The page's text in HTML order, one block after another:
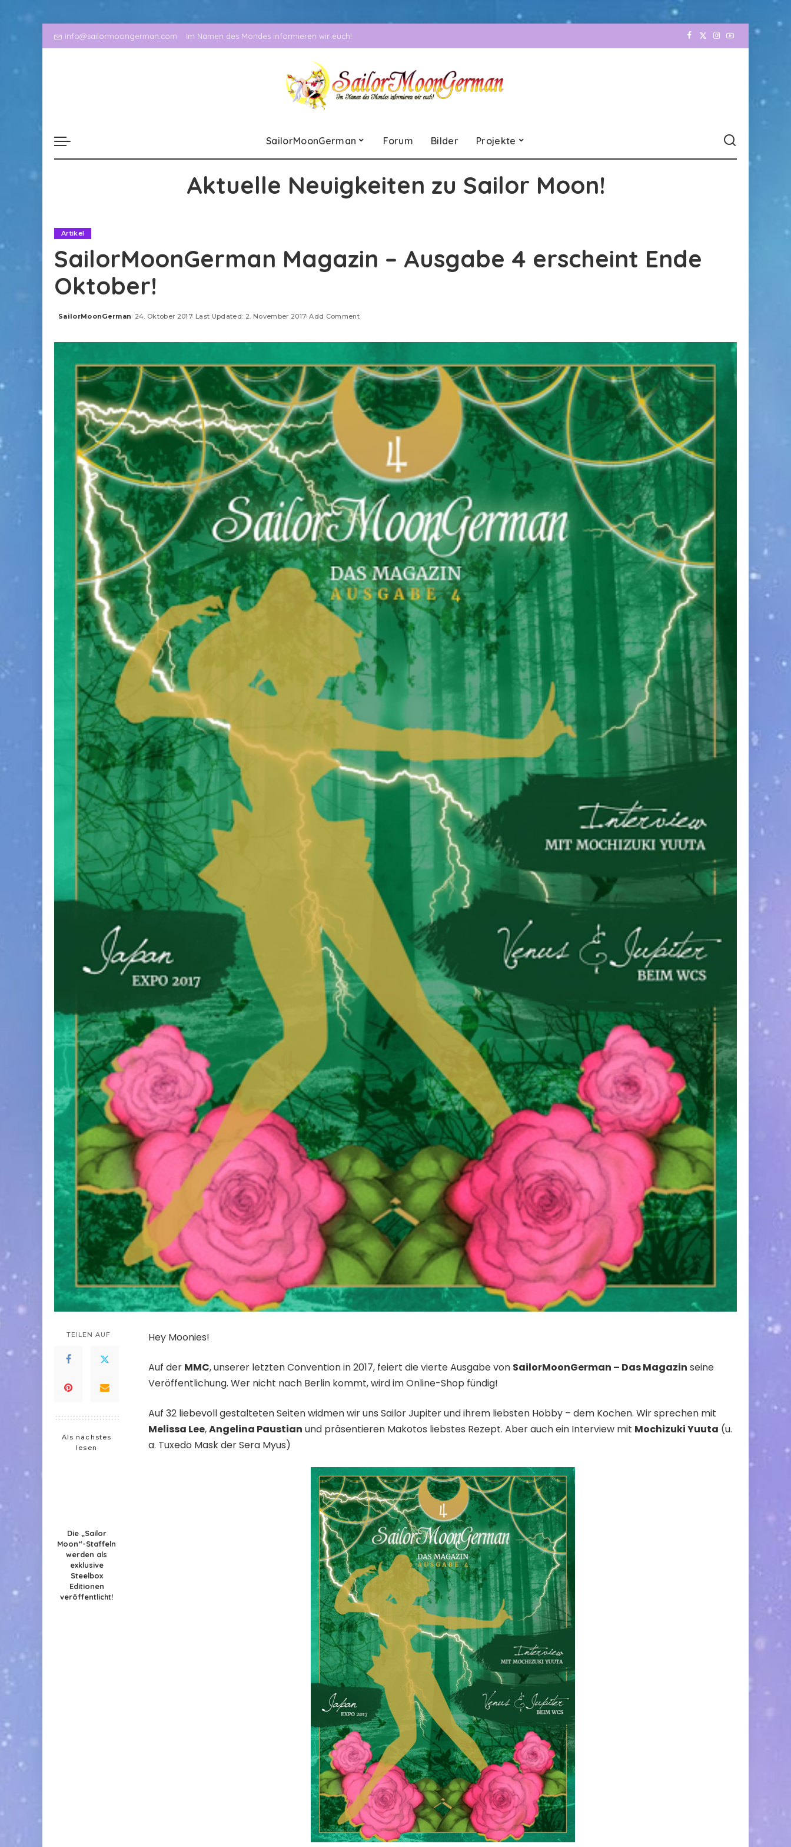
info@sailormoongerman.com Im Namen des Mondes informieren wir euch!
SailorMoonGerman Forum Bilder Projekte
Aktuelle Neuigkeiten zu Sailor Moon!
Artikel
SailorMoonGerman Magazin – Ausgabe 4 erscheint Ende
Oktober!
Posted
SailorMoonGerman 24. Oktober 2017 Last Updated: 2. November 2017 Add Comment
TEILEN AUF
Als nächstes
lesen
Die „Sailor
Moon“-Staffeln
werden als
exklusive
Steelbox
Editionen
veröffentlicht!
Hey Moonies!
Auf der MMC, unserer letzten Convention in 2017, feiert die vierte Ausgabe von SailorMoonGerman – Das Magazin seine
Veröffentlichung. Wer nicht nach Berlin kommt, wird imOnline-Shop fündig!
Auf 32 liebevoll gestalteten Seiten widmen wir uns Sailor Jupiter und ihrem liebsten Hobby – dem Kochen. Wir sprechen mit
Melissa Lee,Angelina Paustian und präsentieren Makotos liebstes Rezept. Aber auch ein Interview mit Mochizuki Yuuta (u.
a. Tuxedo Mask der Sera Myus)